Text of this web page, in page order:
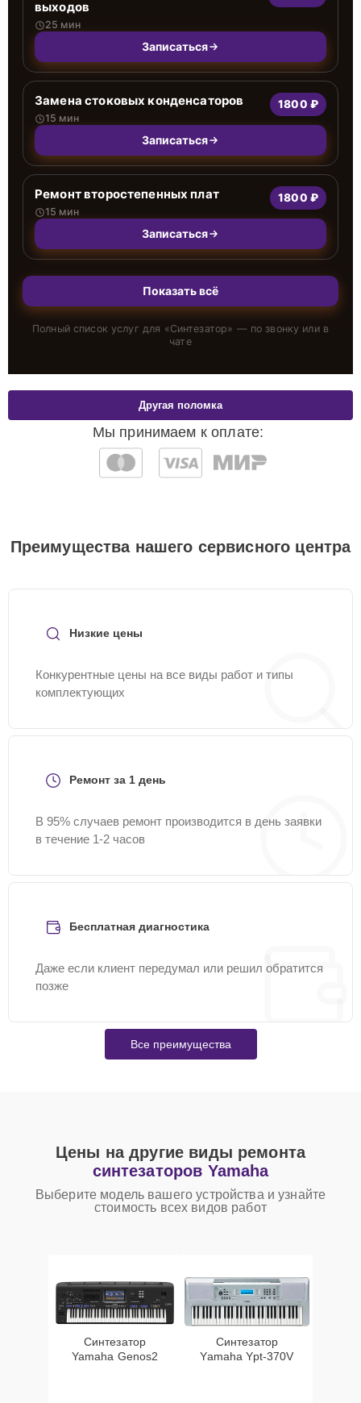
выходов
25 мин
Записаться
Замена стоковых конденсаторов
15 мин
1800 ₽
Записаться
Ремонт второстепенных плат
15 мин
1800 ₽
Записаться
Показать всё
Полный список услуг для «Синтезатор» — по звонку или в
чате
Мы принимаем к оплате:
Другая поломка
Преимущества нашего сервисного центра
Низкие цены
Конкурентные цены на все виды работ и типы
комплектующих
Ремонт за 1 день
В 95% случаев ремонт производится в день заявки
в течение 1-2 часов
Бесплатная диагностика
Даже если клиент передумал или решил обратится
позже
Все преимущества
Цены на другие виды ремонта
синтезаторов Yamaha
Выберите модель вашего устройства и узнайте
стоимость всех видов работ
Синтезатор
Yamaha Genos2
Синтезатор
Yamaha Ypt-370V